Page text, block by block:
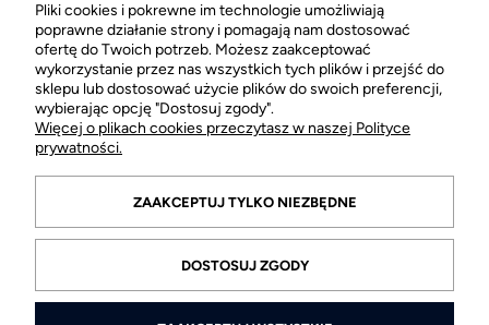
PŁATNOŚCI I DOSTAWA
INFORMACJE
O FIRMIE
Pliki cookies i pokrewne im technologie umożliwiają
poprawne działanie strony i pomagają nam dostosować
ofertę do Twoich potrzeb. Możesz zaakceptować
wykorzystanie przez nas wszystkich tych plików i przejść do
sklepu lub dostosować użycie plików do swoich preferencji,
wybierając opcję "Dostosuj zgody".
Więcej o plikach cookies przeczytasz w naszej Polityce
prywatności.
ZAAKCEPTUJ TYLKO NIEZBĘDNE
DOSTOSUJ ZGODY